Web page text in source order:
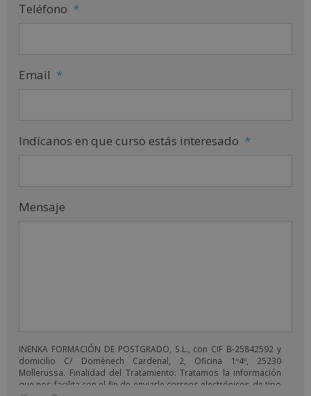
Teléfono *
Email *
Indícanos en que curso estás interesado *
Mensaje
INENKA FORMACIÓN DE POSTGRADO, S.L., con CIF B-25842592 y
domicilio C/ Domènech Cardenal, 2, Oficina 1º4º, 25230
Mollerussa. Finalidad del Tratamiento: Tratamos la información
que nos facilita con el fin de enviarle correos electrónicos de tipo